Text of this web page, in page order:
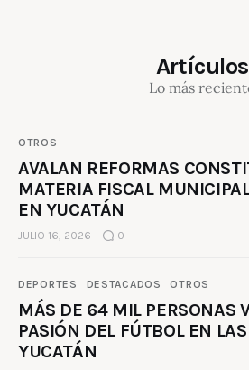
Artículos
Lo más
OTROS
AVALAN REFORMAS
MATERIA FISCAL
EN YUCATÁN
JULIO 16, 2026 0
DEPORTES DESTACADOS OTROS
MÁS DE 64 MIL PERSONAS
PASIÓN DEL FÚTBOL EN
YUCATÁN